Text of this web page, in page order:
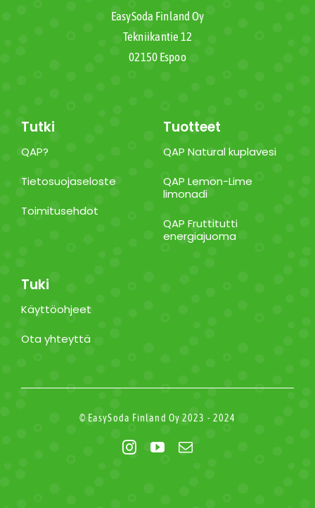
EasySoda Finland Oy
Tekniikantie 12
02150 Espoo
Tutki
QAP?
Tietosuojaseloste
Toimitusehdot
Tuotteet
QAP Natural kuplavesi
QAP Lemon-Lime
limonadi
QAP Fruttitutti
energiajuoma
Tuki
Käyttöohjeet
Ota yhteyttä
© EasySoda Finland Oy 2023 - 2024